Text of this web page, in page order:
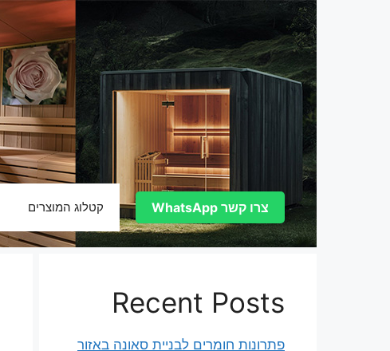
קטלוג המוצרים צרו קשר WhatsApp
Recent Posts
פתרונות חומרים לבניית סאונה באזור